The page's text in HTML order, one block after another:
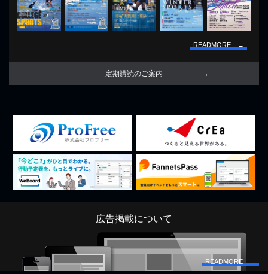
READMORE →
定期購読のご案内
広告掲載について
READMORE →